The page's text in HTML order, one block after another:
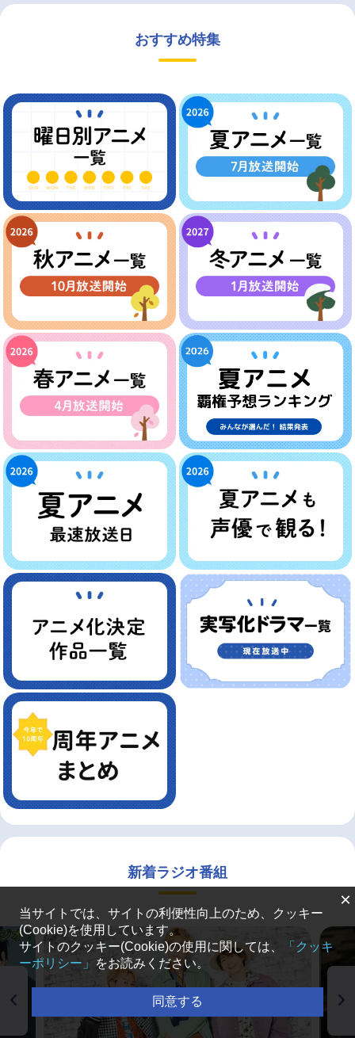
おすすめ特集
新着ラジオ番組
×
当サイトでは、サイトの利便性向上のため、クッキー
(Cookie)を使用しています。
サイトのクッキー(Cookie)の使用に関しては、
「クッキ
ーポリシー」
をお読みください。
同意する